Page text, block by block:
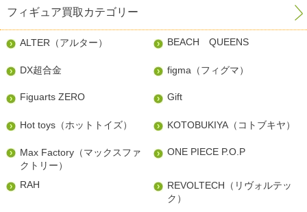
フィギュア買取カテゴリー
ALTER（アルター） BEACH QUEENS
DX超合金 figma（フィグマ）
Figuarts ZERO Gift
Hot toys（ホットトイズ） KOTOBUKIYA（コトブキヤ）
Max Factory（マックスファ
クトリー）
ONE PIECE P.O.P
RAH
REVOLTECH（リヴォルテッ
ク）